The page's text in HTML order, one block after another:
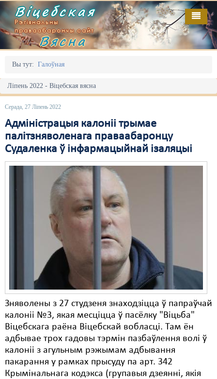
Віцебская
Рэгіянальны
праваабарончы сайт
Вясна
Вы тут: Галоўная
Ліпень 2022 - Віцебская вясна
Серада, 27 Ліпень 2022
Адміністрацыя калоніі трымае
палітзняволенага праваабаронцу
Судаленка ў інфармацыйнай ізаляцыі
Зняволены з 27 студзеня знаходзіцца ў папраўчай
калоніі №3, якая месціцца ў пасёлку "Віцьба"
Віцебскага раёна Віцебскай вобласці. Там ён
адбывае трох гадовы тэрмін пазбаўлення волі ў
калоніі з агульным рэжымам адбывання
пакарання у рамках прысуду па арт. 342
Крымінальнага кодэкса (групавыя дзеянні, якія
Галоўная
Адміністрацыйны перасьлед
Акцыі
Выбары
Грамадзянскія ініцыятывы
Дзяржава
Дыскрымінацыя
Карная псыхіятрыя
Культурныя правы
Мігранты
Мірныя сходы
Палітвязьні
Праваабаронцы
Правы дзіцяці
Выданьні
Відэа
Пра нас
RSS